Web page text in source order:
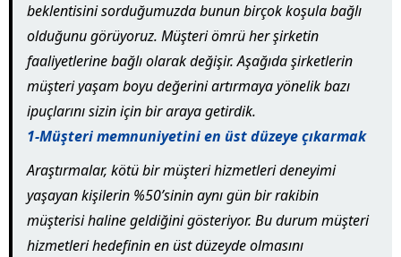
beklentisini sorduğumuzda bunun birçok koşula bağlı
olduğunu görüyoruz. Müşteri ömrü her şirketin
faaliyetlerine bağlı olarak değişir. Aşağıda şirketlerin
müşteri yaşam boyu değerini artırmaya yönelik bazı
ipuçlarını sizin için bir araya getirdik.
1-Müşteri memnuniyetini en üst düzeye çıkarmak
Araştırmalar, kötü bir müşteri hizmetleri deneyimi
yaşayan kişilerin %50’sinin aynı gün bir rakibin
müşterisi haline geldiğini gösteriyor. Bu durum müşteri
hizmetleri hedefinin en üst düzeyde olmasını